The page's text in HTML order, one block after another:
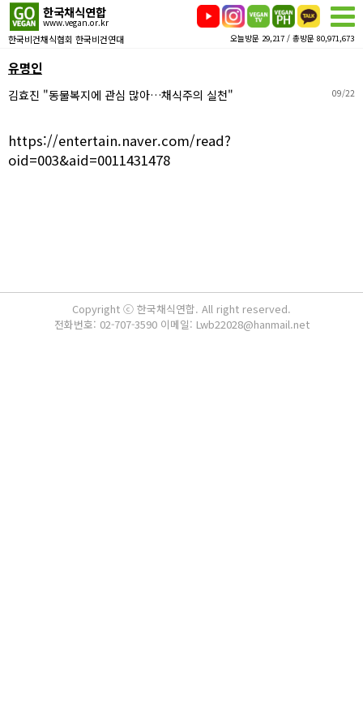
한국채식연합
www.vegan.or.kr
한국비건채식협회 한국비건연대 오늘방문 29,217 / 총방문 80,971,673
유명인
김효진 "동물복지에 관심 많아…채식주의 실천" 09/22
https://entertain.naver.com/read?
oid=003&aid=0011431478
Copyright ⓒ 한국채식연합. All right reserved.
전화번호: 02-707-3590 이메일: Lwb22028@hanmail.net